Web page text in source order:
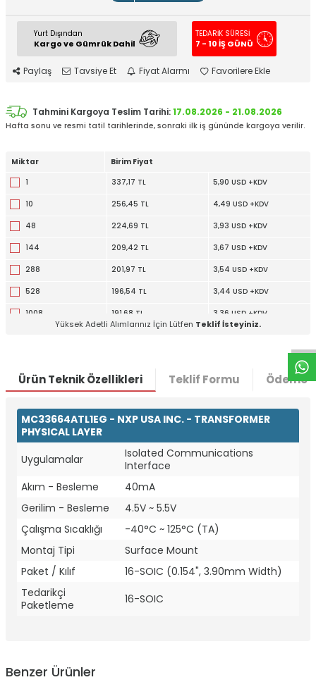
Yurt Dışından
Kargo ve Gümrük Dahil
TEDARİK SÜRESİ
7 - 10 İŞ GÜNÜ
Paylaş Tavsiye Et Fiyat Alarmı Favorilere Ekle
Tahmini Kargoya Teslim Tarihi:17.08.2026 - 21.08.2026
Hafta sonu ve resmi tatil tarihlerinde, sonraki ilk iş gününde kargoya verilir.
Miktar
Birim Fiyat
1
337,17 TL 5,90 USD +KDV
10 256,45 TL 4,49 USD +KDV
48 224,69 TL 3,93 USD +KDV
144 209,42 TL 3,67 USD +KDV
288 201,97 TL 3,54 USD +KDV
528 196,54 TL 3,44 USD +KDV
1008 191,68 TL 3,36 USD +KDV
Yüksek Adetli Alımlarınız İçin Lütfen Teklif İsteyiniz.
Ürün Teknik Özellikleri Teklif Formu Ödeme
MC33664ATL1EG - NXP USA INC. - TRANSFORMER
PHYSICAL LAYER
Uygulamalar
Isolated Communications
Interface
Akım - Besleme
40mA
Gerilim - Besleme
4.5V ~ 5.5V
Çalışma Sıcaklığı
-40°C ~ 125°C (TA)
Montaj Tipi
Surface Mount
Paket / Kılıf
16-SOIC (0.154", 3.90mm Width)
Tedarikçi
Paketleme
16-SOIC
Benzer Ürünler